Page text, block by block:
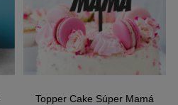
Topper Cake Súper Mamá